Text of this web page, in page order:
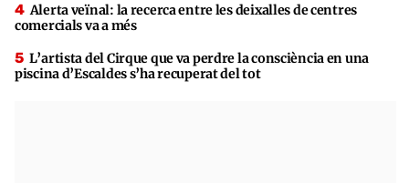
Alerta veïnal: la recerca entre les deixalles de centres
comercials va a més
L’artista del Cirque que va perdre la consciència en una
piscina d’Escaldes s’ha recuperat del tot